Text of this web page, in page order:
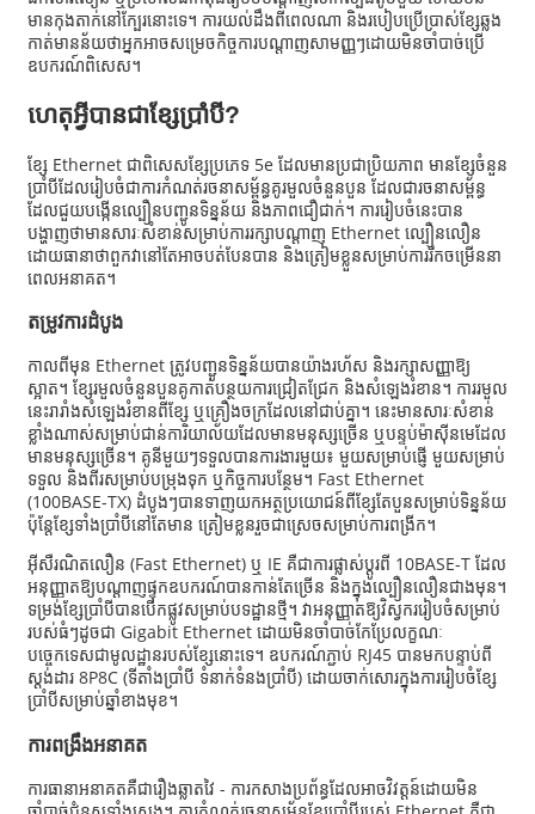
មានកុងតាក់នៅក្បែរនោះទេ។ ការយល់ដឹងពីពេលណា និងរបៀបប្រើប្រាស់ខ្សែឆ្លង
កាត់មានន័យថាអ្នកអាចសម្រេចកិច្ចការបណ្តាញសាមញ្ញៗដោយមិនចាំបាច់ប្រើ
ឧបករណ៍ពិសេស។
ហេតុអ្វីបានជាខ្សែប្រាំបី?
ខ្សែ Ethernet ជាពិសេសខ្សែប្រភេទ 5e ដែលមានប្រជាប្រិយភាព មានខ្សែចំនួន
ប្រាំបីដែលរៀបចំជាការកំណត់រចនាសម្ព័ន្ធគូរមួលចំនួនបួន ដែលជារចនាសម្ព័ន្ធ
ដែលជួយបង្កើនល្បឿនបញ្ជូនទិន្នន័យ និងភាពជឿជាក់។ ការរៀបចំនេះបាន
បង្ហាញថាមានសារៈសំខាន់សម្រាប់ការរក្សាបណ្តាញ Ethernet ល្បឿនលឿន
ដោយធានាថាពួកវានៅតែអាចបត់បែនបាន និងត្រៀមខ្លួនសម្រាប់ការរីកចម្រើននា
ពេលអនាគត។
តម្រូវការដំបូង
កាលពីមុន Ethernet ត្រូវបញ្ជូនទិន្នន័យបានយ៉ាងរហ័ស និងរក្សាសញ្ញាឱ្យ
ស្អាត។ ខ្សែរមួលចំនួនបួនគូកាត់បន្ថយការជ្រៀតជ្រែក និងសំឡេងរំខាន។ ការរមួល
នេះរារាំងសំឡេងរំខានពីខ្សែ ឬគ្រឿងចក្រដែលនៅជាប់គ្នា។ នេះមានសារៈសំខាន់
ខ្លាំងណាស់សម្រាប់ជាន់ការិយាល័យដែលមានមនុស្សច្រើន ឬបន្ទប់ម៉ាស៊ីនមេដែល
មានមនុស្សច្រើន។ គូនីមួយៗទទួលបានការងារមួយ៖ មួយសម្រាប់ផ្ញើ មួយសម្រាប់
ទទួល និងពីរសម្រាប់បម្រុងទុក ឬកិច្ចការបន្ថែម។ Fast Ethernet
(100BASE-TX) ដំបូងៗបានទាញយកអត្ថប្រយោជន៍ពីខ្សែតែបួនសម្រាប់ទិន្នន័យ
ប៉ុន្តែខ្សែទាំងប្រាំបីនៅតែមាន ត្រៀមខ្លួនរួចជាស្រេចសម្រាប់ការពង្រីក។
អ៊ីសឺរណិតលឿន (Fast Ethernet) ឬ IE គឺជាការផ្លាស់ប្តូរពី 10BASE-T ដែល
អនុញ្ញាតឱ្យបណ្តាញផ្ទុកឧបករណ៍បានកាន់តែច្រើន និងក្នុងល្បឿនលឿនជាងមុន។
ទម្រង់ខ្សែប្រាំបីបានបើកផ្លូវសម្រាប់បទដ្ឋានថ្មី។ វាអនុញ្ញាតឱ្យវិស្វកររៀបចំសម្រាប់
របស់ធំៗដូចជា Gigabit Ethernet ដោយមិនចាំបាច់កែប្រែលក្ខណៈ
បច្ចេកទេសជាមូលដ្ឋានរបស់ខ្សែនោះទេ។ ឧបករណ៍ភ្ជាប់ RJ45 បានមកបន្ទាប់ពី
ស្តង់ដារ 8P8C (ទីតាំងប្រាំបី ទំនាក់ទំនងប្រាំបី) ដោយចាក់សោរក្នុងការរៀបចំខ្សែ
ប្រាំបីសម្រាប់ឆ្នាំខាងមុខ។
ការពង្រឹងអនាគត
ការ​ធានា​អនាគត​គឺជា​រឿង​ឆ្លាតវៃ - ការ​កសាង​ប្រព័ន្ធ​ដែល​អាច​វិវត្តន៍​ដោយ​មិន​